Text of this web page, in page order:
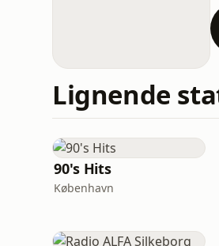
Lignende
90's Hits
København